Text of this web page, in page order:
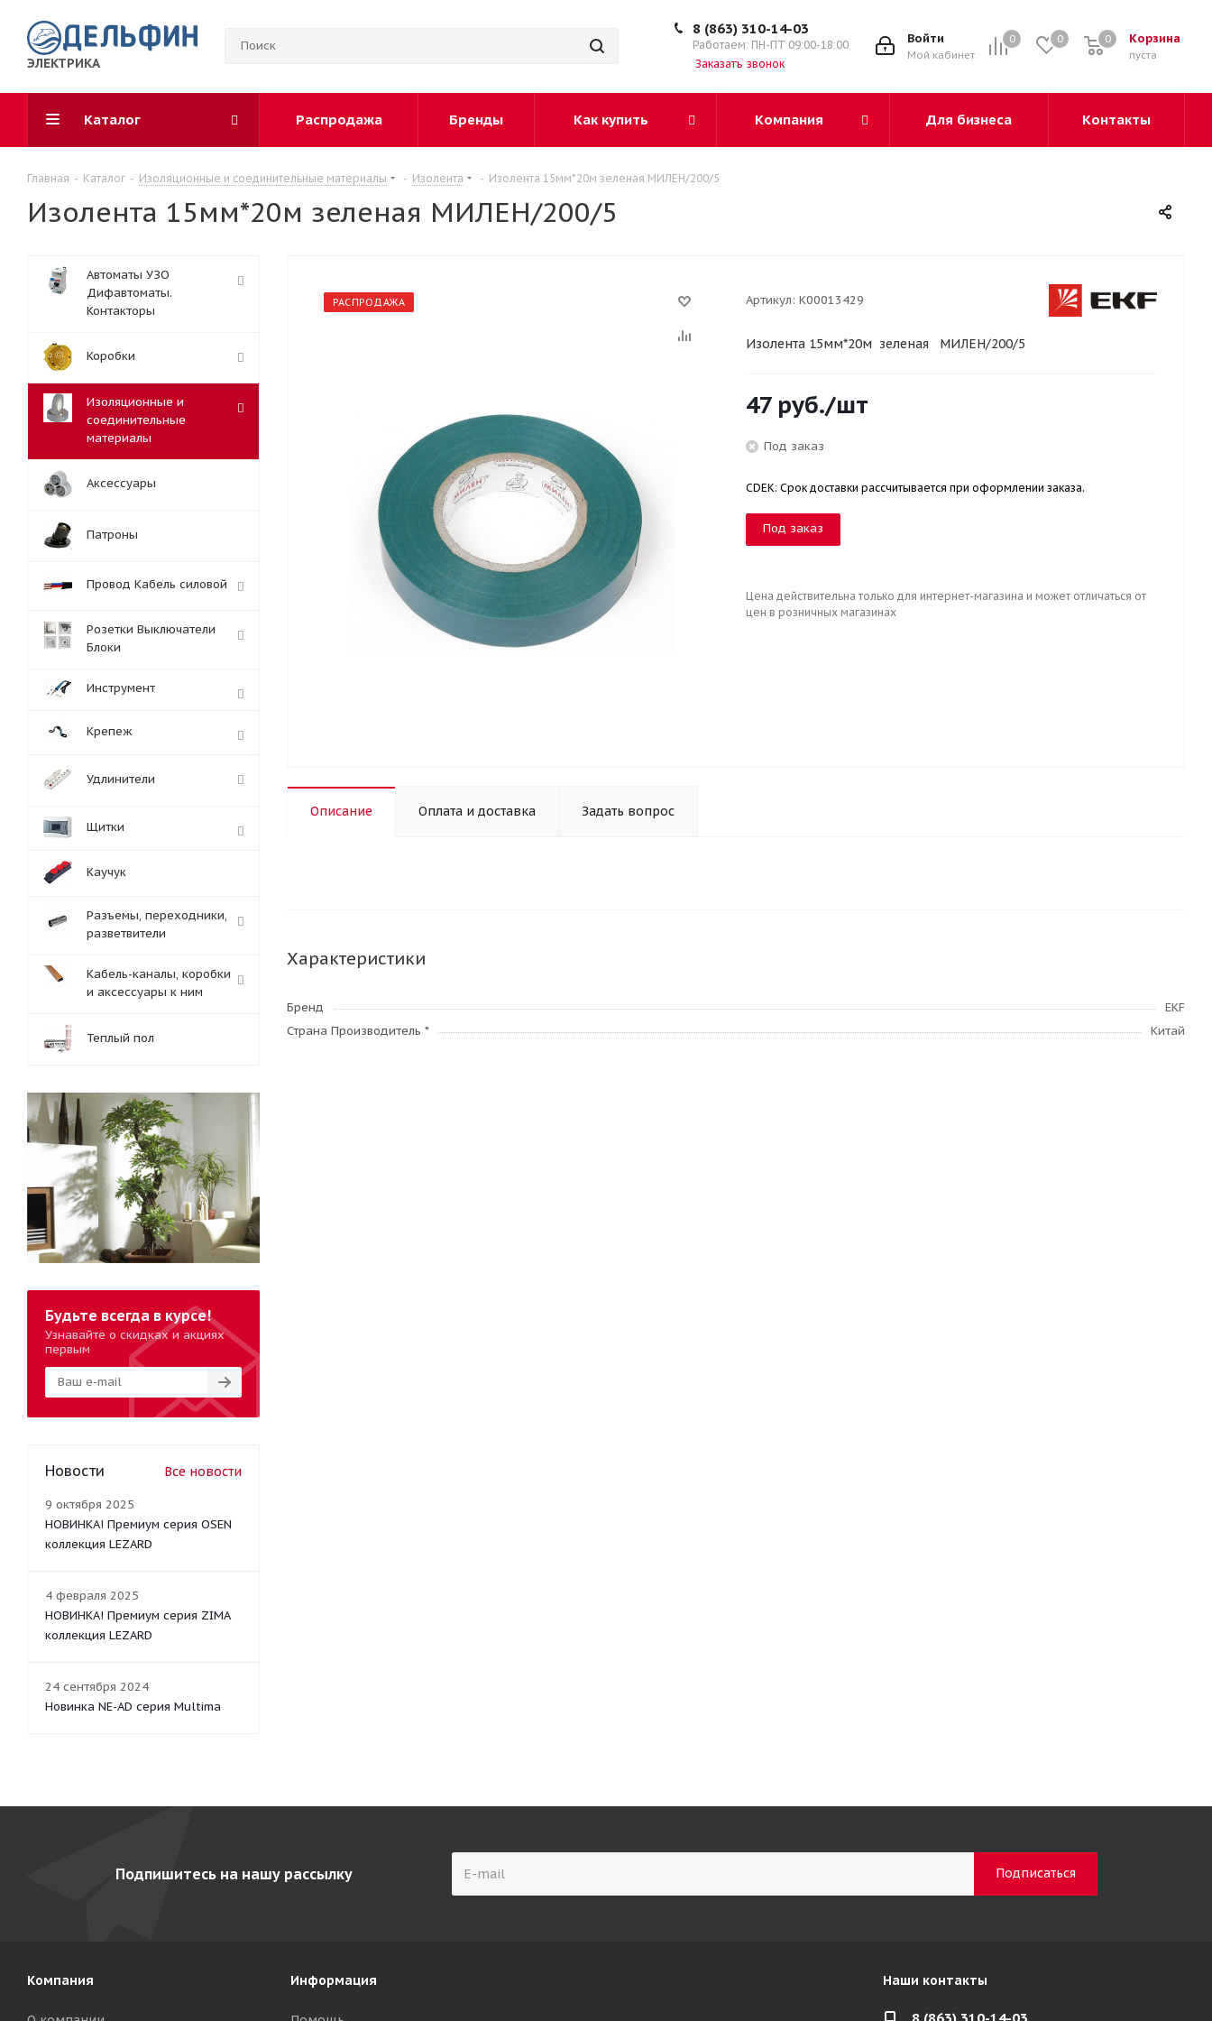
ЭЛЕКТРИКА
0 0 Корзина
пуста
0
Войти
Мой кабинет
8 (863) 310-14-03
Работаем: ПН-ПТ 09:00-18:00
Заказать звонок
Каталог Распродажа Бренды Как купить Компания Для бизнеса Контакты
Главная - Каталог - Изоляционные и соединительные материалы - Изолента - Изолента 15мм*20м зеленая МИЛЕН/200/5
Изолента 15мм*20м зеленая МИЛЕН/200/5
РАСПРОДАЖА Артикул: К00013429
Изолента 15мм*20м зеленая МИЛЕН/200/5
47руб./шт
Под заказ
CDEK: Срок доставки рассчитывается при оформлении заказа.
Под заказ
Цена действительна только для интернет-магазина и может отличаться от
цен в розничных магазинах
Описание Оплата и доставка Задать вопрос
Характеристики
Бренд
EKF
Страна Производитель *
Китай
Автоматы УЗО
Дифавтоматы.
Контакторы
Коробки
Изоляционные и
соединительные
материалы
Аксессуары
Патроны
Провод Кабель силовой
Розетки Выключатели
Блоки
Инструмент
Крепеж
Удлинители
Щитки
Каучук
Разъемы, переходники,
разветвители
Кабель-каналы, коробки
и аксессуары к ним
Теплый пол
Будьте всегда в курсе!
Узнавайте о скидках и акциях
первым
Новости Все новости
9 октября 2025
НОВИНКА! Премиум серия OSEN
коллекция LEZARD
4 февраля 2025
НОВИНКА! Премиум серия ZIMA
коллекция LEZARD
24 сентября 2024
Новинка NE-AD серия Multima
Подпишитесь на нашу рассылку
Компания Информация Наши контакты